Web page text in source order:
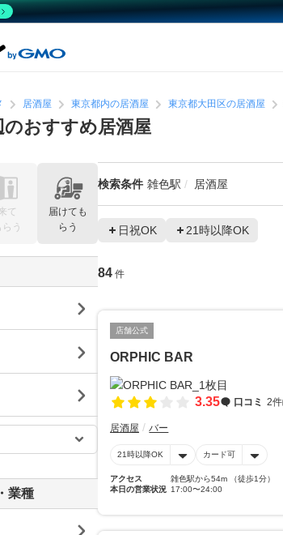
居酒屋 東京都内の居酒屋 東京都大田区の居酒屋
のおすすめ居酒屋
検索条件 雑色駅 居酒屋
日祝OK 21時以降OK
84 件
店舗公式
ORPHIC BAR
3.35 口コミ 2件
居酒屋 バー
21時以降OK カード可
アクセス
雑色駅から54m （徒歩1分）
本日の営業状況 17:00〜24:00
て
らう
届けても
らう
業種